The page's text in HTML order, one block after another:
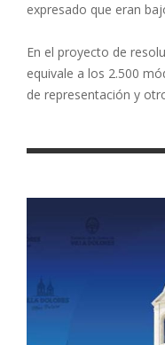
expresado que eran
En el proyecto de
equivale a los 2.500
de representación y